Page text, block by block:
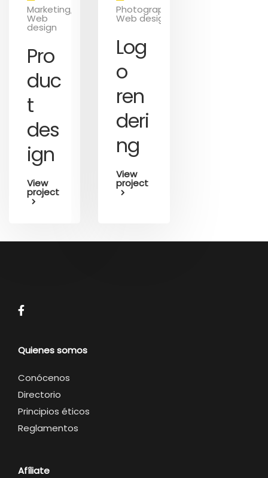
Marketing,
Web
design
Pro
duc
t
des
ign
View
project
Photography,
Web design
Log
o
ren
deri
ng
View
project
Quienes somos
Conócenos
Directorio
Principios éticos
Reglamentos
Afíliate